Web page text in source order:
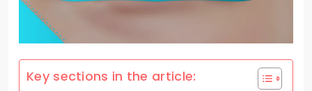
Key sections in the article: